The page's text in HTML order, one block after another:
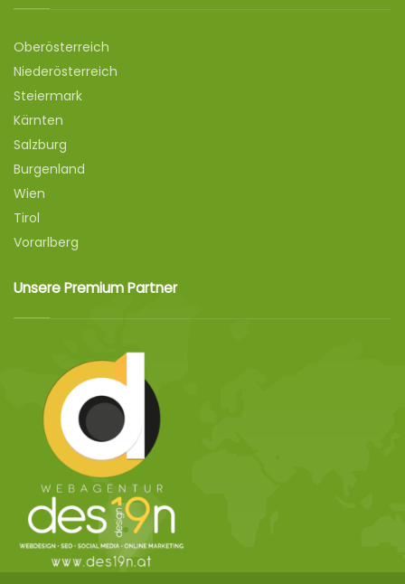
Oberösterreich
Niederösterreich
Steiermark
Kärnten
Salzburg
Burgenland
Wien
Tirol
Vorarlberg
Unsere Premium Partner